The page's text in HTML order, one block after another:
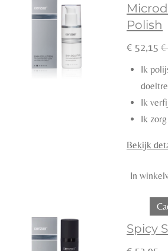
Polish
€ 52,15 €
Ik
Ik
Ik
Bekijk
In
Spicy